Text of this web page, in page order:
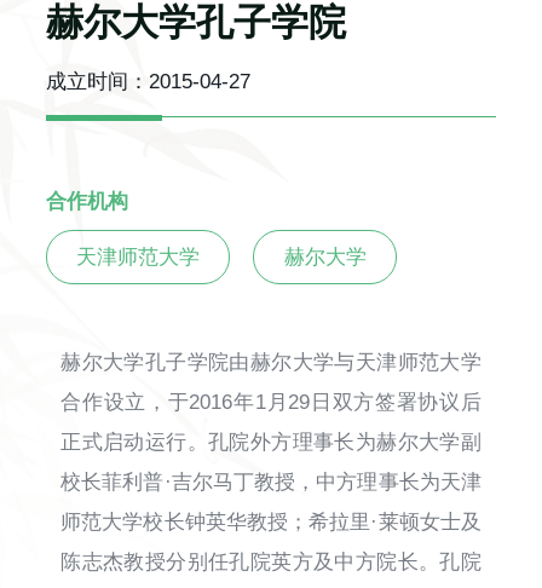
赫尔大学孔子学院
成立时间： 2015-04-27
合作机构
天津师范大学 赫尔大学
赫尔大学孔子学院由赫尔大学与天津师范大学
合作设立，于2016年1月29日双方签署协议后
正式启动运行。孔院外方理事长为赫尔大学副
校长菲利普·吉尔马丁教授，中方理事长为天津
师范大学校长钟英华教授；希拉里·莱顿女士及
陈志杰教授分别任孔院英方及中方院长。孔院